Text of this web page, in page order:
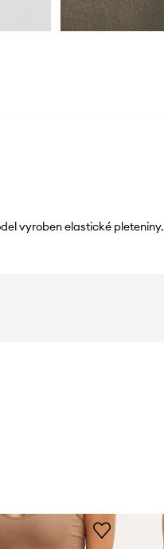
vyroben elastické pleteniny.